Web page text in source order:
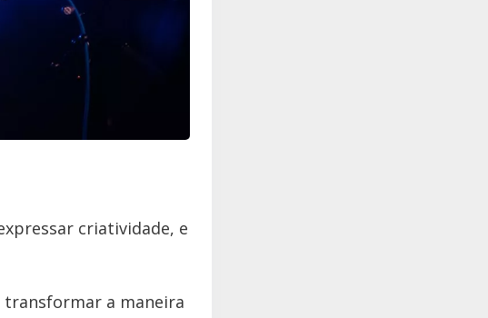
criatividade, e
transformar a maneira